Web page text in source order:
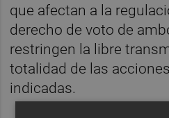
que afectan a la
derecho de voto de
restringen la libre
totalidad de las
indicadas.